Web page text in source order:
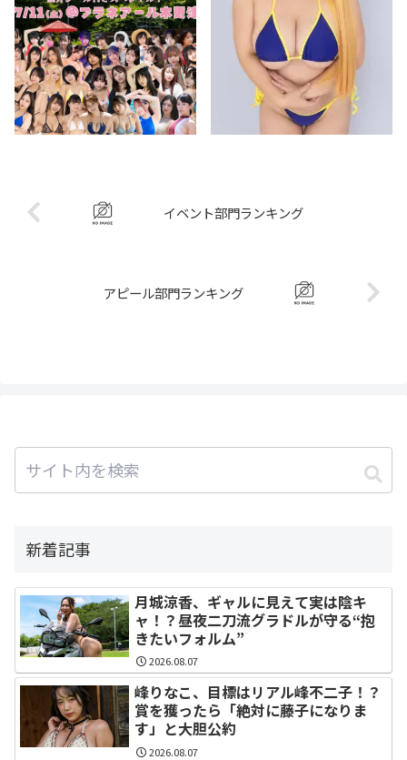
イベント部門ランキング
アピール部門ランキング
新着記事
月城涼香、ギャルに見えて実は陰キ
ャ！？昼夜二刀流グラドルが守る“抱
きたいフォルム”
2026.08.07
峰りなこ、目標はリアル峰不二子！？
賞を獲ったら「絶対に藤子になりま
す」と大胆公約
2026.08.07